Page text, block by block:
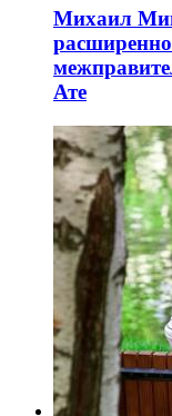
Михаил
Ате